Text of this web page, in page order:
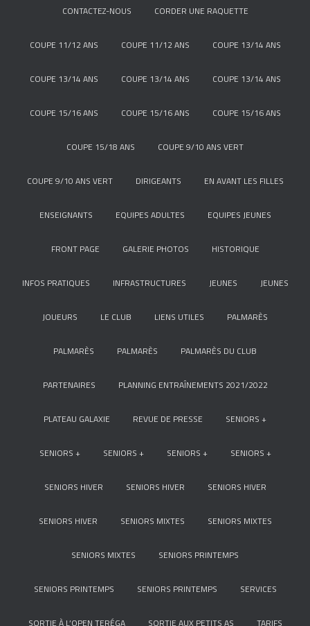
CONTACTEZ-NOUS CORDER UNE RAQUETTE
COUPE 11/12 ANS COUPE 11/12 ANS COUPE 13/14 ANS
COUPE 13/14 ANS COUPE 13/14 ANS COUPE 13/14 ANS
COUPE 15/16 ANS COUPE 15/16 ANS COUPE 15/16 ANS
COUPE 15/18 ANS COUPE 9/10 ANS VERT
COUPE 9/10 ANS VERT DIRIGEANTS EN AVANT LES FILLES
ENSEIGNANTS EQUIPES ADULTES EQUIPES JEUNES
FRONT PAGE GALERIE PHOTOS HISTORIQUE
INFOS PRATIQUES INFRASTRUCTURES JEUNES JEUNES
JOUEURS LE CLUB LIENS UTILES PALMARÈS
PALMARÈS PALMARÈS PALMARÈS DU CLUB
PARTENAIRES PLANNING ENTRAÎNEMENTS 2021/2022
PLATEAU GALAXIE REVUE DE PRESSE SENIORS +
SENIORS + SENIORS + SENIORS + SENIORS +
SENIORS HIVER SENIORS HIVER SENIORS HIVER
SENIORS HIVER SENIORS MIXTES SENIORS MIXTES
SENIORS MIXTES SENIORS PRINTEMPS
SENIORS PRINTEMPS SENIORS PRINTEMPS SERVICES
SORTIE À L’OPEN TERÉGA SORTIE AUX PETITS AS TARIFS